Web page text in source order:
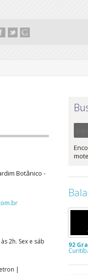
Botânico -
2h. Sex e sáb
|
92